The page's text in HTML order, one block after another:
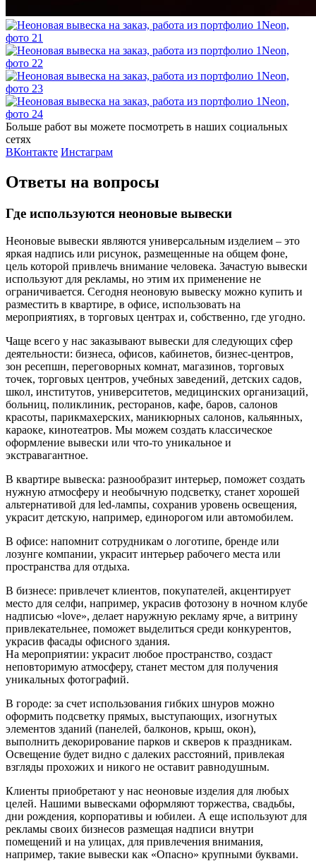
Больше работ вы можете посмотреть в наших социальных
сетях
ВКонтакте Инстаграм
Ответы на вопросы
Где используются неоновые вывески
Неоновые вывески являются универсальным изделием – это
яркая надпись или рисунок, размещенные на общем фоне,
цель которой привлечь внимание человека. Зачастую вывески
используют для рекламы, но этим их применение не
ограничивается. Сегодня неоновую вывеску можно купить и
разместить в квартире, в офисе, использовать на
мероприятиях, в торговых центрах и, собственно, где угодно.
Чаще всего у нас заказывают вывески для следующих сфер
деятельности: бизнеса, офисов, кабинетов, бизнес-центров,
зон ресепшн, переговорных комнат, магазинов, торговых
точек, торговых центров, учебных заведений, детских садов,
школ, институтов, университетов, медицинских организаций,
больниц, поликлиник, ресторанов, кафе, баров, салонов
красоты, парикмахерских, маникюрных салонов, кальянных,
караоке, кинотеатров. Мы можем создать классическое
оформление вывески или что-то уникальное и
экстравагантное.
В квартире вывеска: разнообразит интерьер, поможет создать
нужную атмосферу и необычную подсветку, станет хорошей
альтернативой для led-лампы, сохранив уровень освещения,
украсит детскую, например, единорогом или автомобилем.
В офисе: напомнит сотрудникам о логотипе, бренде или
лозунге компании, украсит интерьер рабочего места или
пространства для отдыха.
В бизнесе: привлечет клиентов, покупателей, акцентирует
место для селфи, например, украсив фотозону в ночном клубе
надписью «love», делает наружную рекламу ярче, а витрину
привлекательнее, поможет выделиться среди конкурентов,
украсив фасады офисного здания.
На мероприятии: украсит любое пространство, создаст
неповторимую атмосферу, станет местом для получения
уникальных фотографий.
В городе: за счет использования гибких шнуров можно
оформить подсветку прямых, выступающих, изогнутых
элементов зданий (панелей, балконов, крыш, окон),
выполнить декорирование парков и скверов к праздникам.
Освещение будет видно с далеких расстояний, привлекая
взгляды прохожих и никого не оставит равнодушным.
Клиенты приобретают у нас неоновые изделия для любых
целей. Нашими вывесками оформляют торжества, свадьбы,
дни рождения, корпоративы и юбилеи. А еще используют для
рекламы своих бизнесов размещая надписи внутри
помещений и на улицах, для привлечения внимания,
например, такие вывески как «Опасно» крупными буквами.